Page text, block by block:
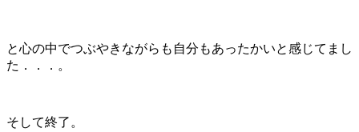
と心の中でつぶやきながらも自分もあったかいと感じてまし
た．．．。
そして終了。